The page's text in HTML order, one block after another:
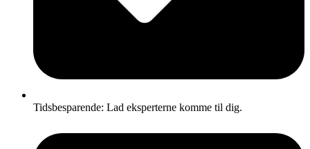
Tidsbesparende: Lad eksperterne komme til dig.